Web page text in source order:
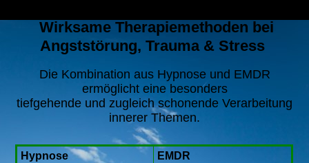
Wirksame Therapiemethoden bei
Angststörung, Trauma & Stress
Die Kombination aus Hypnose und EMDR
ermöglicht eine besonders
tiefgehende und zugleich schonende Verarbeitung
innerer Themen.
Hypnose EMDR